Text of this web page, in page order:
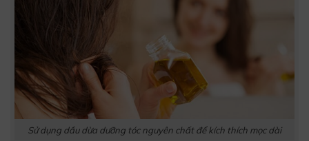
Sử dụng dầu dừa dưỡng tóc nguyên chất để kích thích mọc dài